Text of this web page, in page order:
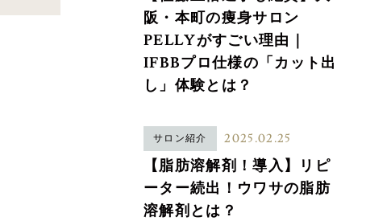
阪・本町の痩身サロン
PELLYがすごい理由｜
IFBBプロ仕様の「カット出
し」体験とは？
サロン紹介 2025.02.25
【脂肪溶解剤！導入】リピ
ーター続出！ウワサの脂肪
溶解剤とは？